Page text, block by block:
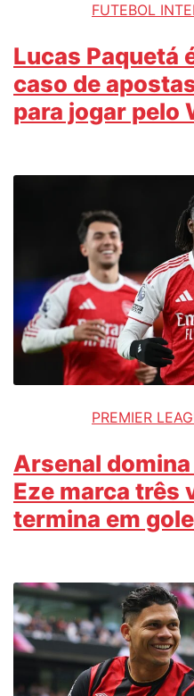
FUTEBOL
Lucas Paquetá
caso de
para jogar pelo
PREMIER
Arsenal
Eze marca três
termina em